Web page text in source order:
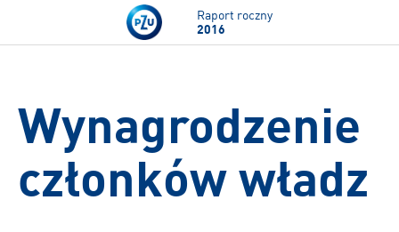
Przejdź do treści
Raport roczny
2016
Wynagrodzenie
członków władz